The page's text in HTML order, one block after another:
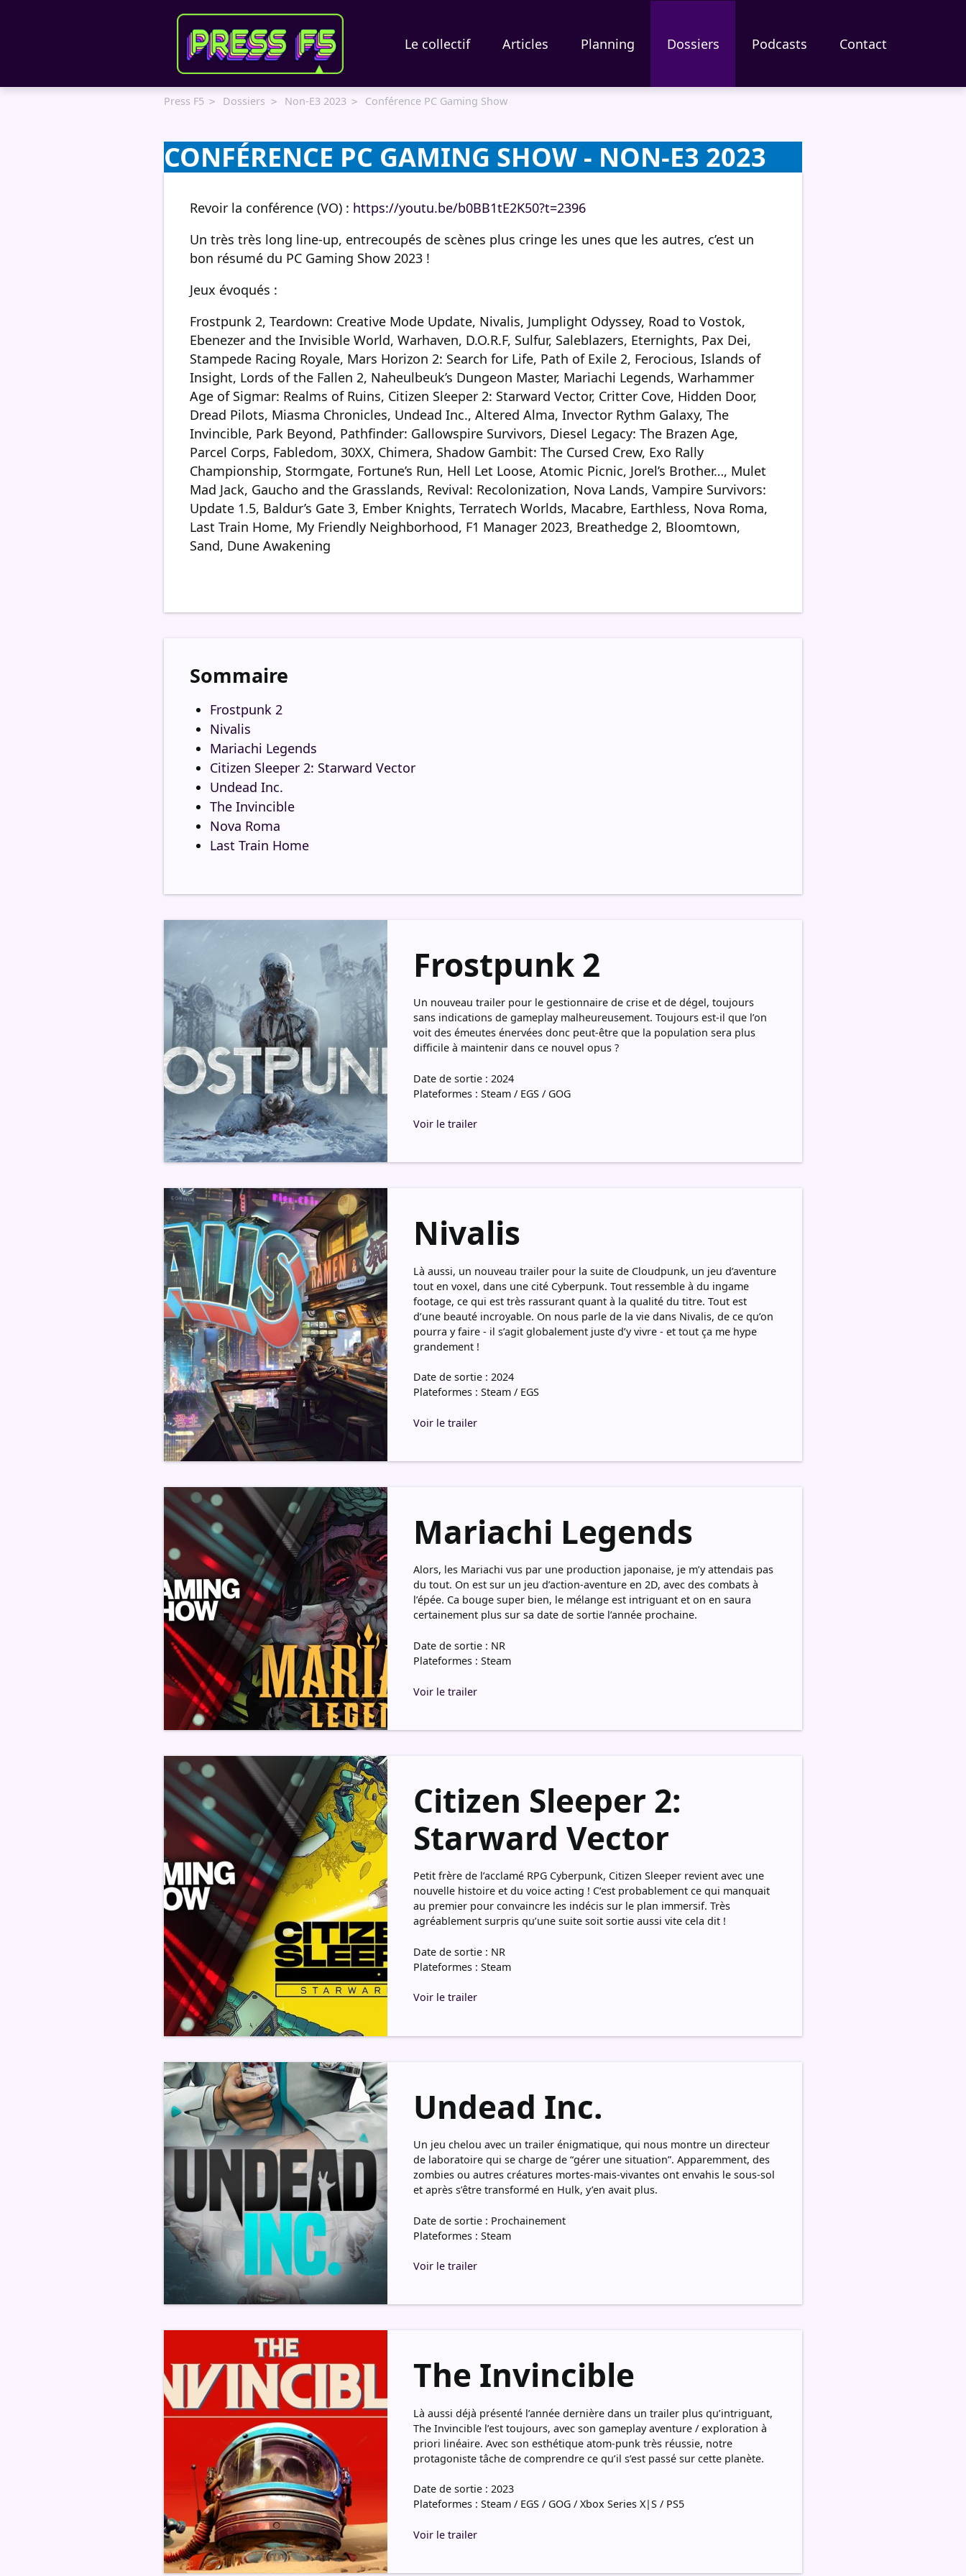
Le collectif Articles Planning Dossiers Podcasts Contact
Press F5 Dossiers Non-E3 2023 Conférence PC Gaming Show
CONFÉRENCE PC GAMING SHOW - NON-E3 2023
Revoir la conférence (VO) : https://youtu.be/b0BB1tE2K50?t=2396
Un très très long line-up, entrecoupés de scènes plus cringe les unes que les autres, c’est un
bon résumé du PC Gaming Show 2023 !
Jeux évoqués :
Frostpunk 2, Teardown: Creative Mode Update, Nivalis, Jumplight Odyssey, Road to Vostok,
Ebenezer and the Invisible World, Warhaven, D.O.R.F, Sulfur, Saleblazers, Eternights, Pax Dei,
Stampede Racing Royale, Mars Horizon 2: Search for Life, Path of Exile 2, Ferocious, Islands of
Insight, Lords of the Fallen 2, Naheulbeuk’s Dungeon Master, Mariachi Legends, Warhammer
Age of Sigmar: Realms of Ruins, Citizen Sleeper 2: Starward Vector, Critter Cove, Hidden Door,
Dread Pilots, Miasma Chronicles, Undead Inc., Altered Alma, Invector Rythm Galaxy, The
Invincible, Park Beyond, Pathfinder: Gallowspire Survivors, Diesel Legacy: The Brazen Age,
Parcel Corps, Fabledom, 30XX, Chimera, Shadow Gambit: The Cursed Crew, Exo Rally
Championship, Stormgate, Fortune’s Run, Hell Let Loose, Atomic Picnic, Jorel’s Brother…, Mulet
Mad Jack, Gaucho and the Grasslands, Revival: Recolonization, Nova Lands, Vampire Survivors:
Update 1.5, Baldur’s Gate 3, Ember Knights, Terratech Worlds, Macabre, Earthless, Nova Roma,
Last Train Home, My Friendly Neighborhood, F1 Manager 2023, Breathedge 2, Bloomtown,
Sand, Dune Awakening
Sommaire
Frostpunk 2
Nivalis
Mariachi Legends
Citizen Sleeper 2: Starward Vector
Undead Inc.
The Invincible
Nova Roma
Last Train Home
Frostpunk 2
Un nouveau trailer pour le gestionnaire de crise et de dégel, toujours
sans indications de gameplay malheureusement. Toujours est-il que l’on
voit des émeutes énervées donc peut-être que la population sera plus
difficile à maintenir dans ce nouvel opus ?
Date de sortie : 2024
Plateformes : Steam / EGS / GOG
Voir le trailer
Nivalis
Là aussi, un nouveau trailer pour la suite de Cloudpunk, un jeu d’aventure
tout en voxel, dans une cité Cyberpunk. Tout ressemble à du ingame
footage, ce qui est très rassurant quant à la qualité du titre. Tout est
d’une beauté incroyable. On nous parle de la vie dans Nivalis, de ce qu’on
pourra y faire - il s’agit globalement juste d’y vivre - et tout ça me hype
grandement !
Date de sortie : 2024
Plateformes : Steam / EGS
Voir le trailer
Mariachi Legends
Alors, les Mariachi vus par une production japonaise, je m’y attendais pas
du tout. On est sur un jeu d’action-aventure en 2D, avec des combats à
l’épée. Ca bouge super bien, le mélange est intriguant et on en saura
certainement plus sur sa date de sortie l’année prochaine.
Date de sortie : NR
Plateformes : Steam
Voir le trailer
Citizen Sleeper 2:
Starward Vector
Petit frère de l’acclamé RPG Cyberpunk, Citizen Sleeper revient avec une
nouvelle histoire et du voice acting ! C’est probablement ce qui manquait
au premier pour convaincre les indécis sur le plan immersif. Très
agréablement surpris qu’une suite soit sortie aussi vite cela dit !
Date de sortie : NR
Plateformes : Steam
Voir le trailer
Undead Inc.
Un jeu chelou avec un trailer énigmatique, qui nous montre un directeur
de laboratoire qui se charge de “gérer une situation”. Apparemment, des
zombies ou autres créatures mortes-mais-vivantes ont envahis le sous-sol
et après s’être transformé en Hulk, y’en avait plus.
Date de sortie : Prochainement
Plateformes : Steam
Voir le trailer
The Invincible
Là aussi déjà présenté l’année dernière dans un trailer plus qu’intriguant,
The Invincible l’est toujours, avec son gameplay aventure / exploration à
priori linéaire. Avec son esthétique atom-punk très réussie, notre
protagoniste tâche de comprendre ce qu’il s’est passé sur cette planète.
Date de sortie : 2023
Plateformes : Steam / EGS / GOG / Xbox Series X|S / PS5
Voir le trailer